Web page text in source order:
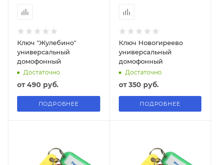
Ключ "Жулебино"
универсальный
домофонный
Достаточно
от490 руб.
ПОДРОБНЕЕ
Ключ Новогиреево
универсальный
домофонный
Достаточно
от350 руб.
ПОДРОБНЕЕ